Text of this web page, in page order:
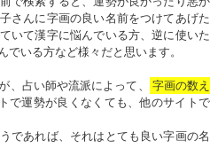
さんに字画の良い名前をつけてあげた
いて漢字に悩んでいる方、逆に使いた
いる方など様々だと思います。
、占い師や流派によって、
字画の数え
で運勢が良くなくても、他のサイトで
であれば、それはとても良い字画の名